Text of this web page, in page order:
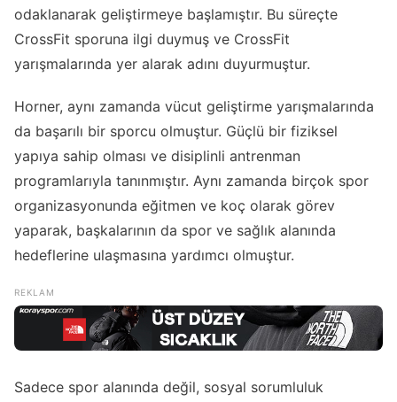
odaklanarak geliştirmeye başlamıştır. Bu süreçte
CrossFit sporuna ilgi duymuş ve CrossFit
yarışmalarında yer alarak adını duyurmuştur.
Horner, aynı zamanda vücut geliştirme yarışmalarında
da başarılı bir sporcu olmuştur. Güçlü bir fiziksel
yapıya sahip olması ve disiplinli antrenman
programlarıyla tanınmıştır. Aynı zamanda birçok spor
organizasyonunda eğitmen ve koç olarak görev
yaparak, başkalarının da spor ve sağlık alanında
hedeflerine ulaşmasına yardımcı olmuştur.
Sadece spor alanında değil, sosyal sorumluluk